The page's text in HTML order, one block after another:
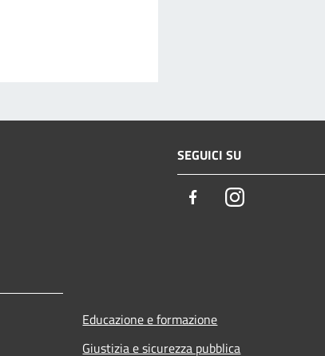
SEGUICI SU
FacebookInstagram
Educazione e formazione
Giustizia e sicurezza pubblica